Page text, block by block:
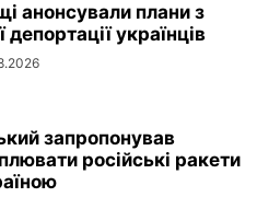
анонсували плани з
депортації українців
запропонував
російські ракети